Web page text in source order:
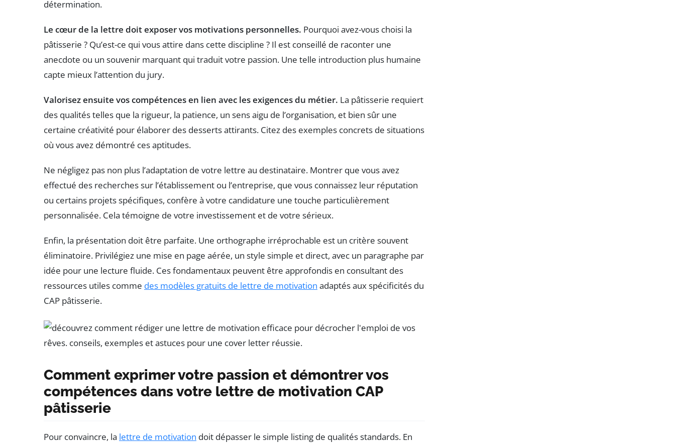
détermination.
Le cœur de la lettre doit exposer vos motivations personnelles. Pourquoi avez-vous choisi la
pâtisserie ? Qu’est-ce qui vous attire dans cette discipline ? Il est conseillé de raconter une
anecdote ou un souvenir marquant qui traduit votre passion. Une telle introduction plus humaine
capte mieux l’attention du jury.
Valorisez ensuite vos compétences en lien avec les exigences du métier. La pâtisserie requiert
des qualités telles que la rigueur, la patience, un sens aigu de l’organisation, et bien sûr une
certaine créativité pour élaborer des desserts attirants. Citez des exemples concrets de situations
où vous avez démontré ces aptitudes.
Ne négligez pas non plus l’adaptation de votre lettre au destinataire. Montrer que vous avez
effectué des recherches sur l’établissement ou l’entreprise, que vous connaissez leur réputation
ou certains projets spécifiques, confère à votre candidature une touche particulièrement
personnalisée. Cela témoigne de votre investissement et de votre sérieux.
Enfin, la présentation doit être parfaite. Une orthographe irréprochable est un critère souvent
éliminatoire. Privilégiez une mise en page aérée, un style simple et direct, avec un paragraphe par
idée pour une lecture fluide. Ces fondamentaux peuvent être approfondis en consultant des
ressources utiles comme des modèles gratuits de lettre de motivation adaptés aux spécificités du
CAP pâtisserie.
Comment exprimer votre passion et démontrer vos
compétences dans votre lettre de motivation CAP
pâtisserie
Pour convaincre, la lettre de motivation doit dépasser le simple listing de qualités standards. En